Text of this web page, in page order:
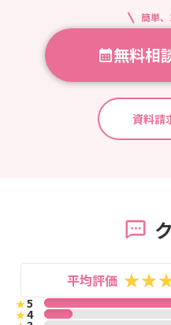
簡単
無料相
資料請
平均評価
★5
★4